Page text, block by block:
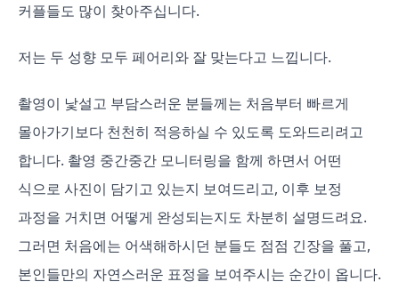
커플들도 많이 찾아주십니다.
저는 두 성향 모두 페어리와 잘 맞는다고 느낍니다.
촬영이 낯설고 부담스러운 분들께는 처음부터 빠르게
몰아가기보다 천천히 적응하실 수 있도록 도와드리려고
합니다. 촬영 중간중간 모니터링을 함께 하면서 어떤
식으로 사진이 담기고 있는지 보여드리고, 이후 보정
과정을 거치면 어떻게 완성되는지도 차분히 설명드려요.
그러면 처음에는 어색해하시던 분들도 점점 긴장을 풀고,
본인들만의 자연스러운 표정을 보여주시는 순간이 옵니다.